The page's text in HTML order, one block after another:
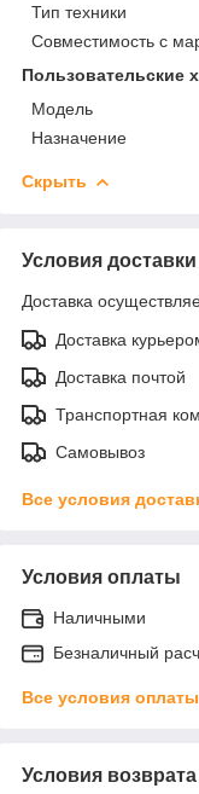
Тип техники
Совместимость с
Пользовательские
Модель
Назначение
Скрыть
Условия доставки
Доставка
Доставка
Доставка почтой
Транспортная
Самовывоз
Все условия
Условия оплаты
Наличными
Безналичный
Все условия оплаты
Условия возврата